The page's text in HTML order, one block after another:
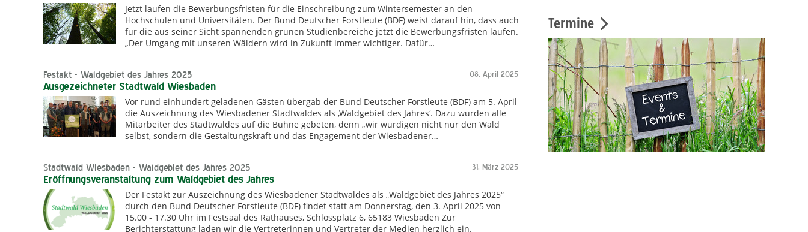
Jetzt laufen die Bewerbungsfristen für die Einschreibung zum Wintersemester an den
Hochschulen und Universitäten. Der Bund Deutscher Forstleute (BDF) weist darauf hin, dass auch
für die aus seiner Sicht spannenden grünen Studienbereiche jetzt die Bewerbungsfristen laufen.
„Der Umgang mit unseren Wäldern wird in Zukunft immer wichtiger. Dafür…
08. April 2025
Festakt - Waldgebiet des Jahres 2025
Ausgezeichneter Stadtwald Wiesbaden
Vor rund einhundert geladenen Gästen übergab der Bund Deutscher Forstleute (BDF) am 5. April
die Auszeichnung des Wiesbadener Stadtwaldes als ‚Waldgebiet des Jahres‘. Dazu wurden alle
Mitarbeiter des Stadtwaldes auf die Bühne gebeten, denn „wir würdigen nicht nur den Wald
selbst, sondern die Gestaltungskraft und das Engagement der Wiesbadener…
31. März 2025
Stadtwald Wiesbaden - Waldgebiet des Jahres 2025
Eröffnungsveranstaltung zum Waldgebiet des Jahres
Der Festakt zur Auszeichnung des Wiesbadener Stadtwaldes als „Waldgebiet des Jahres 2025“
durch den Bund Deutscher Forstleute (BDF) findet statt am Donnerstag, den 3. April 2025 von
15.00 - 17.30 Uhr im Festsaal des Rathauses, Schlossplatz 6, 65183 Wiesbaden Zur
Berichterstattung laden wir die Vertreterinnen und Vertreter der Medien herzlich ein.
Termine